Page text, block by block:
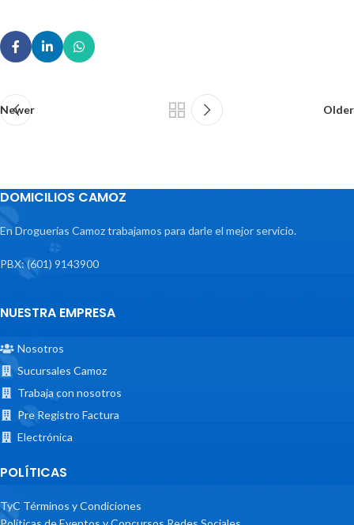
Newer Older
DOMICILIOS CAMOZ
En Droguerías Camoz trabajamos para darle el mejor servicio.
PBX: (601) 9143900
NUESTRA EMPRESA
Nosotros
Sucursales Camoz
Trabaja con nosotros
Pre Registro Factura
Electrónica
POLÍTICAS
TyC Términos y Condiciones